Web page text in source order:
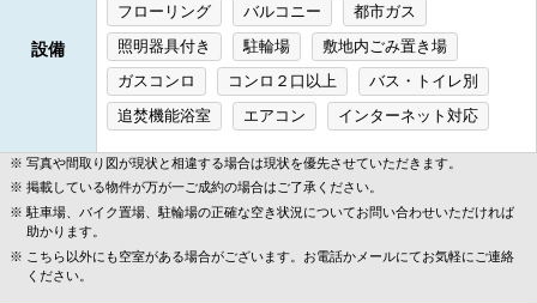
設備
フローリング
バルコニー
都市ガス
照明器具付き
駐輪場
敷地内ごみ置き場
ガスコンロ
コンロ２口以上
バス・トイレ別
追焚機能浴室
エアコン インターネット対応
写真や間取り図が現状と相違する場合は現状を優先させていただきます。
掲載している物件が万が一ご成約の場合はご了承ください。
駐車場、バイク置場、駐輪場の正確な空き状況についてお問い合わせいただければ
助かります。
こちら以外にも空室がある場合がございます。お電話かメールにてお気軽にご連絡
ください。